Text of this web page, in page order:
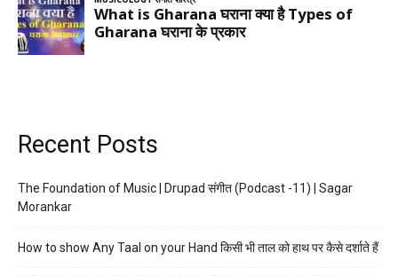
Recent Posts
The Foundation of Music | Drupad संगीत (Podcast -11) | Sagar
Morankar
How to show Any Taal on your Hand किसी भी ताल को हाथ पर कैसे दर्शाते हैं